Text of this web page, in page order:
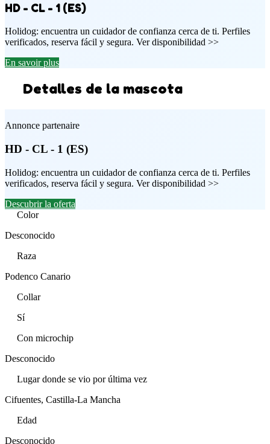
HD - CL - 1 (ES)
Holidog: encuentra un cuidador de confianza cerca de ti. Perfiles
verificados, reserva fácil y segura. Ver disponibilidad >>
En savoir plus
Detalles de la mascota
Annonce partenaire
HD - CL - 1 (ES)
Holidog: encuentra un cuidador de confianza cerca de ti. Perfiles
verificados, reserva fácil y segura. Ver disponibilidad >>
Descubrir la oferta
Color
Desconocido
Raza
Podenco Canario
Collar
Sí
Con microchip
Desconocido
Lugar donde se vio por última vez
Cifuentes, Castilla-La Mancha
Edad
Desconocido